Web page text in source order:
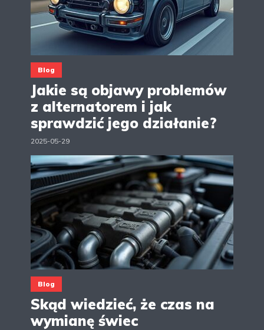
Blog
Jakie są objawy problemów
z alternatorem i jak
sprawdzić jego działanie?
2025-05-29
Blog
Skąd wiedzieć, że czas na
wymianę świec